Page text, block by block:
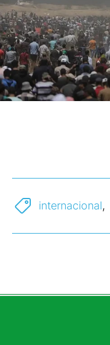
internacional,